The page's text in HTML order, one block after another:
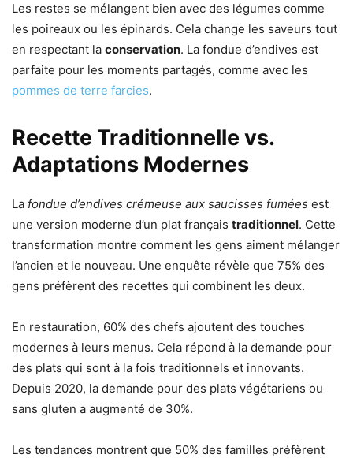
Les restes se mélangent bien avec des légumes comme
les poireaux ou les épinards. Cela change les saveurs tout
en respectant la conservation. La fondue d’endives est
parfaite pour les moments partagés, comme avec les
pommes de terre farcies.
Recette Traditionnelle vs.
Adaptations Modernes
La fondue d’endives crémeuse aux saucisses fumées est
une version moderne d’un plat français traditionnel. Cette
transformation montre comment les gens aiment mélanger
l’ancien et le nouveau. Une enquête révèle que 75% des
gens préfèrent des recettes qui combinent les deux.
En restauration, 60% des chefs ajoutent des touches
modernes à leurs menus. Cela répond à la demande pour
des plats qui sont à la fois traditionnels et innovants.
Depuis 2020, la demande pour des plats végétariens ou
sans gluten a augmenté de 30%.
Les tendances montrent que 50% des familles préfèrent